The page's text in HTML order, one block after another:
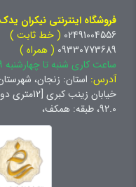
فروشگاه اینترنتی نیکران یدک
02491004556 ( خط ثابت )
09330773689 ( همراه )
ساعت کاری شنبه تا چهارشنبه 9 تا 18 پنج شنبه 9 تا 13
آدرس: استان: زنجان،
خیابان
92.0، طبقه: همکف،